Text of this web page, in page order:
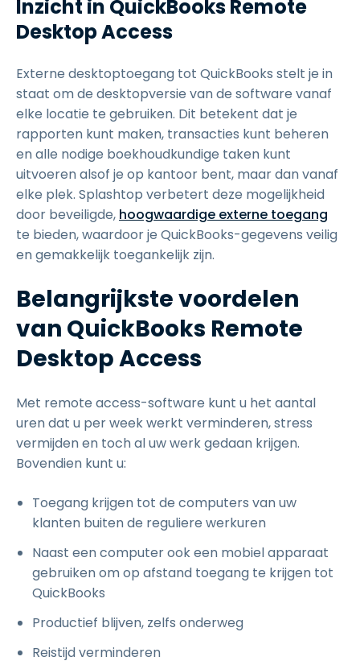
Inzicht in QuickBooks Remote
Desktop Access
Externe desktoptoegang tot QuickBooks stelt je in
staat om de desktopversie van de software vanaf
elke locatie te gebruiken. Dit betekent dat je
rapporten kunt maken, transacties kunt beheren
en alle nodige boekhoudkundige taken kunt
uitvoeren alsof je op kantoor bent, maar dan vanaf
elke plek. Splashtop verbetert deze mogelijkheid
door beveiligde, hoogwaardige externe toegang
te bieden, waardoor je QuickBooks-gegevens veilig
en gemakkelijk toegankelijk zijn.
Belangrijkste voordelen
van QuickBooks Remote
Desktop Access
Met remote access-software kunt u het aantal
uren dat u per week werkt verminderen, stress
vermijden en toch al uw werk gedaan krijgen.
Bovendien kunt u:
Toegang krijgen tot de computers van uw
klanten buiten de reguliere werkuren
Naast een computer ook een mobiel apparaat
gebruiken om op afstand toegang te krijgen tot
QuickBooks
Productief blijven, zelfs onderweg
Reistijd verminderen